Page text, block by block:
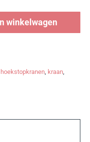
winkelwagen
hoekstopkranen, kraan,